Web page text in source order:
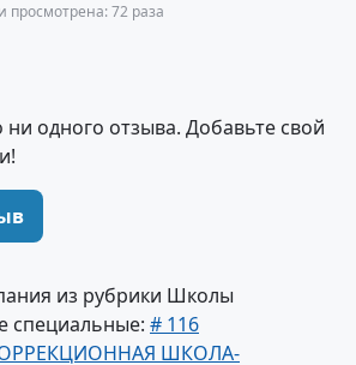
просмотрена: 72 раза
одного отзыва. Добавьте свой
из рубрики Школы
специальные: # 116
ШКОЛА-